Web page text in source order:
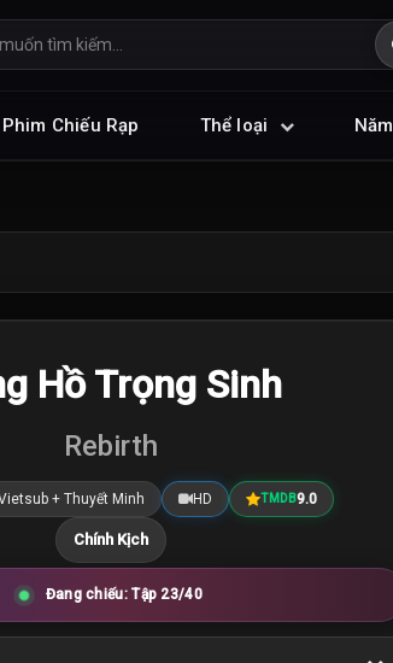
Phim Chiếu Rạp Thể loại Năm
Hồ Trọng Sinh
Rebirth
+ Thuyết Minh HD TMDB9.0
Chính Kịch
Đang chiếu: Tập 23/40